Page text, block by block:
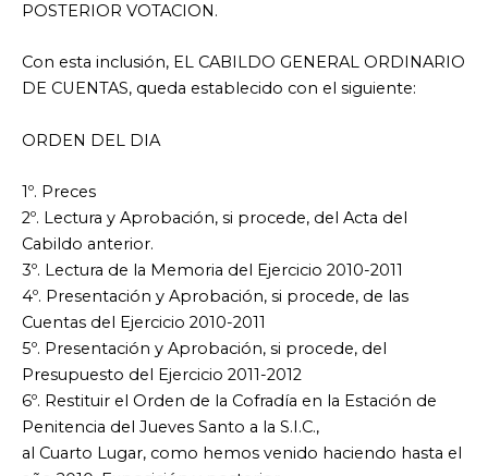
POSTERIOR VOTACION.
Con esta inclusión, EL CABILDO GENERAL ORDINARIO
DE CUENTAS, queda establecido con el siguiente:
ORDEN DEL DIA
1º. Preces
2º. Lectura y Aprobación, si procede, del Acta del
Cabildo anterior.
3º. Lectura de la Memoria del Ejercicio 2010-2011
4º. Presentación y Aprobación, si procede, de las
Cuentas del Ejercicio 2010-2011
5º. Presentación y Aprobación, si procede, del
Presupuesto del Ejercicio 2011-2012
6º. Restituir el Orden de la Cofradía en la Estación de
Penitencia del Jueves Santo a la S.I.C.,
al Cuarto Lugar, como hemos venido haciendo hasta el